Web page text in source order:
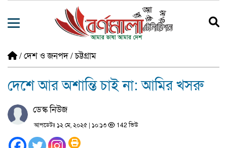
/দেশ ও জনপদ/চট্টগ্রাম
দেশে আর অশান্তি চাই না: আমির খসরু
ডেস্ক নিউজ
আপডেটঃ ১২ মে, ২০২৫ | ১০:১৩ 142 ভিউ